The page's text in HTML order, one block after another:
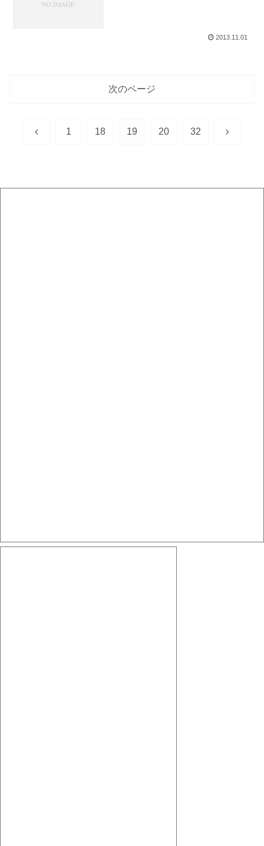
2013.11.01
次のページ
前 1 18 19 20 32 次